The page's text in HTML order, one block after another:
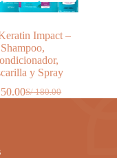
Impact –
Shampoo,
y Spray
S/180.00
El
El